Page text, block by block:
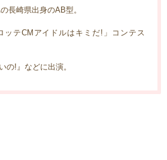
長崎県出身のAB型。
ッテCMアイドルはキミだ!」コンテス
の!』などに出演。